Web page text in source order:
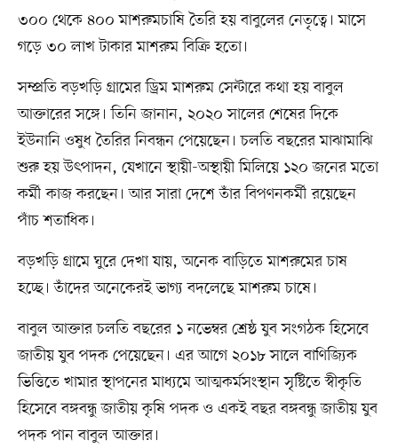
৩০০ থেকে ৪০০ মাশরুমচাষি তৈরি হয় বাবুলের নেতৃত্বে। মাসে
গড়ে ৩০ লাখ টাকার মাশরুম বিক্রি হতো।
সম্প্রতি বড়খড়ি গ্রামের ড্রিম মাশরুম সেন্টারে কথা হয় বাবুল
আক্তারের সঙ্গে। তিনি জানান, ২০২০ সালের শেষের দিকে
ইউনানি ওষুধ তৈরির নিবন্ধন পেয়েছেন। চলতি বছরের মাঝামাঝি
শুরু হয় উৎপাদন, যেখানে স্থায়ী-অস্থায়ী মিলিয়ে ১২০ জনের মতো
কর্মী কাজ করছেন। আর সারা দেশে তাঁর বিপণনকর্মী রয়েছেন
পাঁচ শতাধিক।
বড়খড়ি গ্রামে ঘুরে দেখা যায়, অনেক বাড়িতে মাশরুমের চাষ
হচ্ছে। তাঁদের অনেকেরই ভাগ্য বদলেছে মাশরুম চাষে।
বাবুল আক্তার চলতি বছরের ১ নভেম্বর শ্রেষ্ঠ যুব সংগঠক হিসেবে
জাতীয় যুব পদক পেয়েছেন। এর আগে ২০১৮ সালে বাণিজ্যিক
ভিত্তিতে খামার স্থাপনের মাধ্যমে আত্মকর্মসংস্থান সৃষ্টিতে স্বীকৃতি
হিসেবে বঙ্গবন্ধু জাতীয় কৃষি পদক ও একই বছর বঙ্গবন্ধু জাতীয় যুব
পদক পান বাবুল আক্তার।